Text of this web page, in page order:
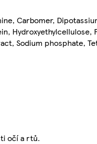
Carbomer,
Hydroxyethylcellulose,
Sodium phosphate,
očí a rtů.